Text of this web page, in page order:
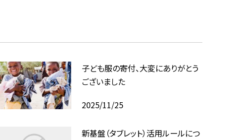
子ども服の寄付、大変にありがとう
ございました
2025/11/25
新基盤（タブレット）活用ルールにつ